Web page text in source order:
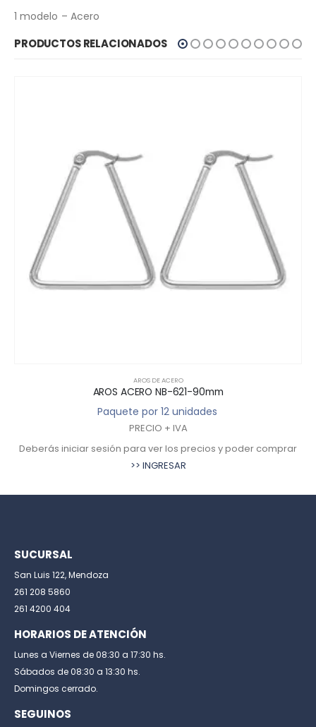
1 modelo – Acero
PRODUCTOS RELACIONADOS
AROS DE ACERO
AROS ACERO NB-621-90mm
Paquete por 12 unidades
PRECIO + IVA
Deberás iniciar sesión para ver los precios y poder comprar
>> INGRESAR
SUCURSAL
San Luis 122, Mendoza
261 208 5860
261 4200 404
HORARIOS DE ATENCIÓN
Lunes a Viernes de 08:30 a 17:30 hs.
Sábados de 08:30 a 13:30 hs.
Domingos cerrado.
SEGUINOS